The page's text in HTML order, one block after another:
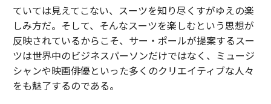
ていては見えてこない、スーツを知り尽くすがゆえの楽
しみ方だ。そして、そんなスーツを楽しむという思想が
反映されているからこそ、サー・ポールが提案するスー
ツは世界中のビジネスパーソンだけではなく、ミュージ
シャンや映画俳優といった多くのクリエイティブな人々
をも魅了するのである。